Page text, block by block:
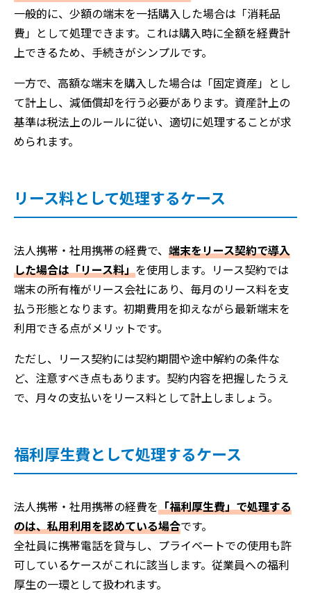
一般的に、少額の端末を一括購入した場合は「消耗品
費」として処理できます。これは購入時に全額を経費計
上できるため、手続きがシンプルです。
一方で、高額な端末を購入した場合は「固定資産」とし
て計上し、減価償却を行う必要があります。資産計上の
基準は税法上のルールに従い、適切に処理することが求
められます。
リース料として処理するケース
法人携帯・社用携帯の経費で、 端末をリース契約で導入
した場合は「リース料」を使用します。リース契約では
端末の所有権がリース会社にあり、毎月のリース料を支
払う形態となります。初期費用を抑えながら最新端末を
利用できる点がメリットです。
ただし、リース契約には契約期間や途中解約の条件な
ど、注意すべき点もあります。契約内容を把握したうえ
で、月々の支払いをリース料として計上しましょう。
福利厚生費として処理するケース
法人携帯・社用携帯の経費を「福利厚生費」で処理する
のは、私用利用を認めている場合です。
全社員に携帯電話を貸与し、プライベートでの使用も許
可しているケースがこれに該当します。従業員への福利
厚生の一環として扱われます。